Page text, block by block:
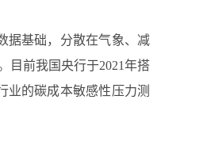
据基础，分散在气象、减
目前我国央行于2021年搭
业的碳成本敏感性压力测